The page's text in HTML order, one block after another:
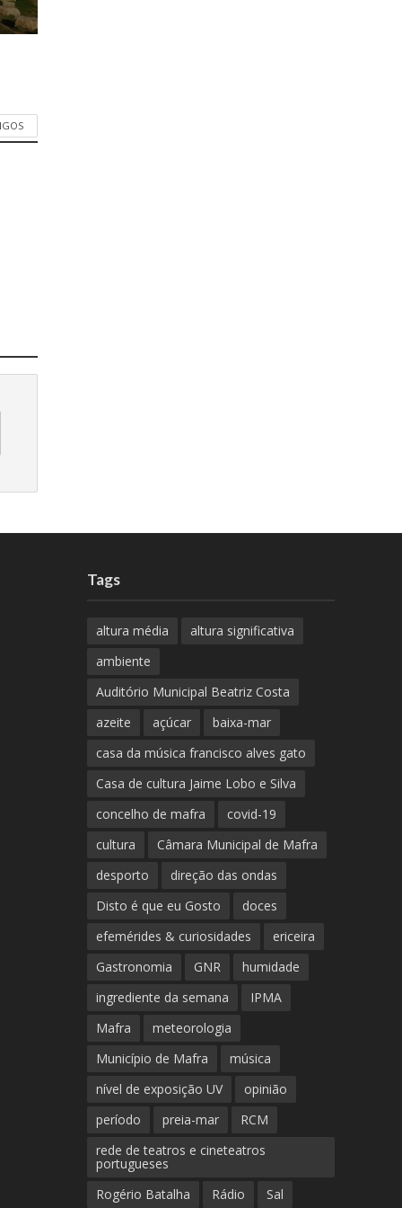
Tags
altura média
altura significativa
ambiente
Auditório Municipal Beatriz Costa
azeite
açúcar
baixa-mar
casa da música francisco alves gato
Casa de cultura Jaime Lobo e Silva
concelho de mafra
covid-19
cultura
Câmara Municipal de Mafra
desporto
direção das ondas
Disto é que eu Gosto
doces
efemérides & curiosidades
ericeira
Gastronomia
GNR
humidade
ingrediente da semana
IPMA
Mafra
meteorologia
Município de Mafra
música
nível de exposição UV
opinião
período
preia-mar
RCM
rede de teatros e cineteatros
portugueses
Rogério Batalha
Rádio Sal